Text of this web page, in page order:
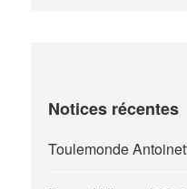
Notices récentes
Toulemonde